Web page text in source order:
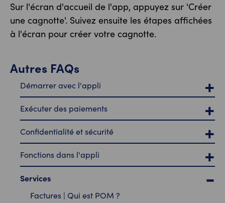
Sur l'écran d'accueil de l'app, appuyez sur 'Créer
une cagnotte'. Suivez ensuite les étapes affichées
à l'écran pour créer votre cagnotte.
Autres FAQs
Démarrer avec l'appli
Exécuter des paiements
Confidentialité et sécurité
Fonctions dans l'appli
Services
Factures | Qui est POM ?